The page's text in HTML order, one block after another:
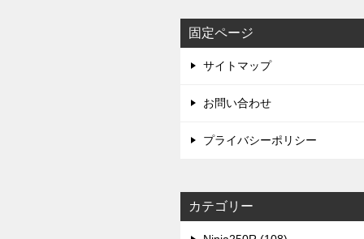
固定ページ
サイトマップ
お問い合わせ
プライバシーポリシー
カテゴリー